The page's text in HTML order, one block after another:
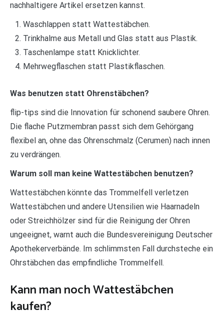
nachhaltigere Artikel ersetzen kannst.
Waschlappen statt Wattestäbchen.
Trinkhalme aus Metall und Glas statt aus Plastik.
Taschenlampe statt Knicklichter.
Mehrwegflaschen statt Plastikflaschen.
Was benutzen statt Ohrenstäbchen?
flip-tips sind die Innovation für schonend saubere Ohren.
Die flache Putzmembran passt sich dem Gehörgang
flexibel an, ohne das Ohrenschmalz (Cerumen) nach innen
zu verdrängen.
Warum soll man keine Wattestäbchen benutzen?
Wattestäbchen könnte das Trommelfell verletzen
Wattestäbchen und andere Utensilien wie Haarnadeln
oder Streichhölzer sind für die Reinigung der Ohren
ungeeignet, warnt auch die Bundesvereinigung Deutscher
Apothekerverbände. Im schlimmsten Fall durchsteche ein
Ohrstäbchen das empfindliche Trommelfell.
Kann man noch Wattestäbchen
kaufen?